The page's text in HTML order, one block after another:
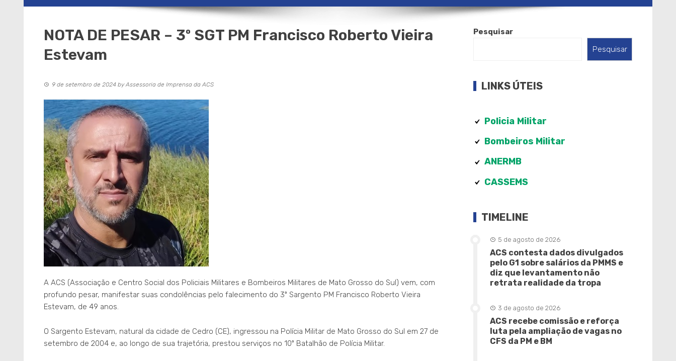
NOTA DE PESAR – 3º SGT PM Francisco Roberto Vieira
Estevam
9 de setembro de 2024 byAssessoria de Imprensa da ACS
A ACS (Associação e Centro Social dos Policiais Militares e Bombeiros Militares de Mato Grosso do Sul) vem, com
profundo pesar, manifestar suas condolências pelo falecimento do 3º Sargento PM Francisco Roberto Vieira
Estevam, de 49 anos.
O Sargento Estevam, natural da cidade de Cedro (CE), ingressou na Polícia Militar de Mato Grosso do Sul em 27 de
setembro de 2004 e, ao longo de sua trajetória, prestou serviços no 10º Batalhão de Polícia Militar.
Pesquisar
Pesquisar
LINKS ÚTEIS
Policia Militar
Bombeiros Militar
ANERMB
CASSEMS
TIMELINE
5 de agosto de 2026
ACS contesta dados divulgados
pelo G1 sobre salários da PMMS e
diz que levantamento não
retrata realidade da tropa
3 de agosto de 2026
ACS recebe comissão e reforça
luta pela ampliação de vagas no
CFS da PM e BM